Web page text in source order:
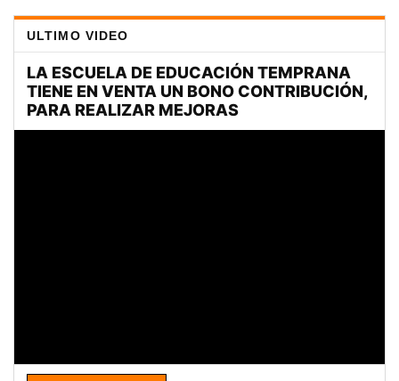
ULTIMO VIDEO